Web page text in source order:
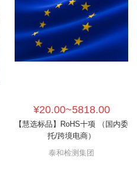
¥20.00~5818.00
【慧选标品】RoHS十项 （国内委
托/跨境电商）
泰和检测集团